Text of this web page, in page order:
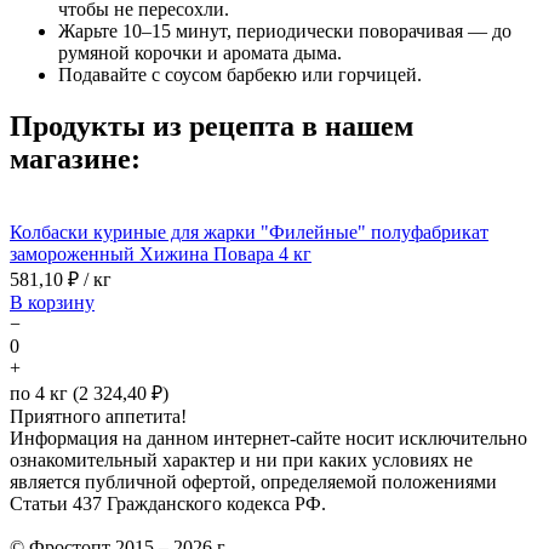
чтобы не пересохли.
Жарьте 10–15 минут, периодически поворачивая — до
румяной корочки и аромата дыма.
Подавайте с соусом барбекю или горчицей.
Продукты из рецепта в нашем
магазине:
Колбаски куриные для жарки "Филейные" полуфабрикат
замороженный Хижина Повара 4 кг
581,10 ₽ / кг
В корзину
−
0
+
по 4 кг (2 324,40 ₽)
Приятного аппетита!
Информация на данном интернет-сайте носит исключительно
ознакомительный характер и ни при каких условиях не
является публичной офертой, определяемой положениями
Статьи 437 Гражданского кодекса РФ.